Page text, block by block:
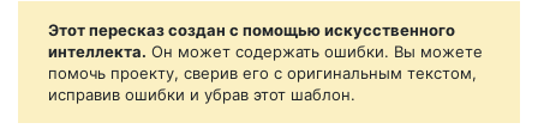
Этот пересказ создан с помощью искусственного
интеллекта. Он может содержать ошибки. Вы можете
помочь проекту, сверив его с оригинальным текстом,
исправив ошибки и убрав этот шаблон.